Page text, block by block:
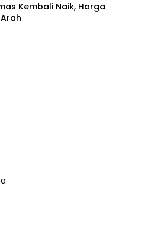
Kembali Naik, Harga